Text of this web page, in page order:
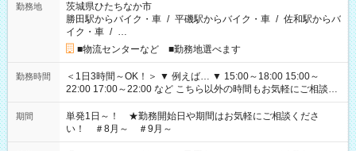
勤務地
茨城県ひたちなか市
勝田駅からバイク・車 / 平磯駅からバイク・車 / 佐和駅からバ
イク・車 / …
■物流センターなど ■勤務地選べます
勤務時間
＜1日3時間～OK！＞ ▼ 例えば… ▼ 15:00～18:00 15:00～
22:00 17:00～22:00 など こちら以外の時間もお気軽にご相談く
ださい！
期間
単発1日～！ ★勤務開始日や期間はお気軽にご相談くださ
い！ ＃8月～ ＃9月～